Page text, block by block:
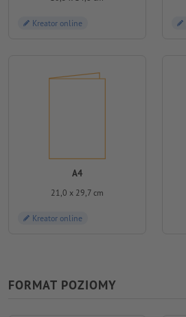
Kreator online
A4
21,0 x 29,7 cm
Kreator online
FORMAT POZIOMY